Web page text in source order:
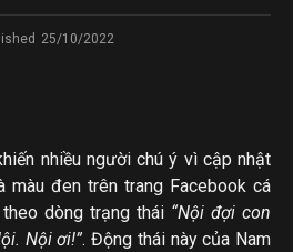
25/10/2022
nhiều người chú ý vì cập nhật
màu đen trên trang Facebook cá
dòng trạng thái “Nội đợi con
Nội ơi!”. Động thái này của Nam